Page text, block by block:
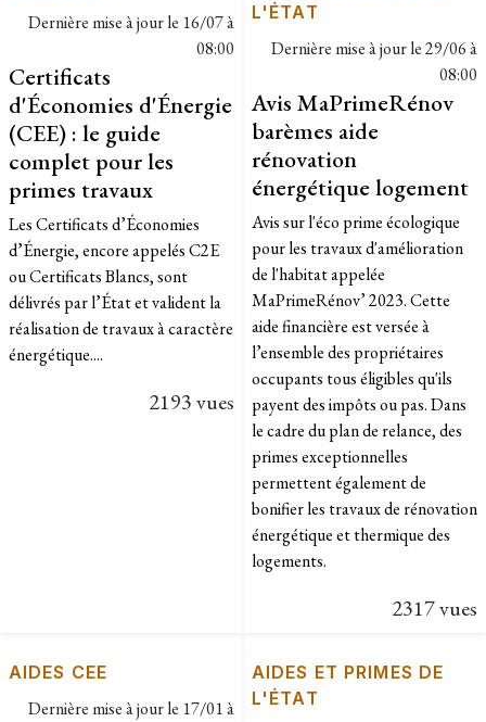
Dernière mise à jour le 16/07 à
08:00
Certificats
d'Économies d'Énergie
(CEE) : le guide
complet pour les
primes travaux
Les Certificats d’Économies
d’Énergie, encore appelés C2E
ou Certificats Blancs, sont
délivrés par l’État et valident la
réalisation de travaux à caractère
énergétique....
2193 vues
L'ÉTAT
Dernière mise à jour le29/06 à
08:00
Avis MaPrimeRénov
barèmes aide
rénovation
énergétique logement
Avis sur l'éco prime écologique
pour les travaux d'amélioration
de l'habitat appelée
MaPrimeRénov’ 2023. Cette
aide financière est versée à
l’ensemble des propriétaires
occupants tous éligibles qu'ils
payent des impôts ou pas. Dans
le cadre du plan de relance, des
primes exceptionnelles
permettent également de
bonifier les travaux de rénovation
énergétique et thermique des
logements.
2317 vues
AIDES CEE
Dernière mise à jour le 17/01 à
AIDES ET PRIMES DE
L'ÉTAT